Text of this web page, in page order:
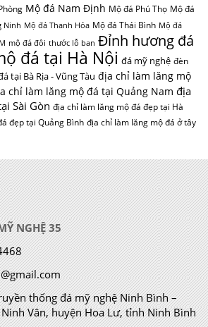
Mộ đá Nam Định Mộ đá Phú Thọ Mộ đá
Ninh Mộ đá Thanh Hóa Mộ đá Thái Bình Mộ đá
mộ đá đôi thước lỗ ban Đỉnh hương đá
đá tại Hà Nội đá mỹ nghệ đèn
tại Bà Rịa - Vũng Tàu địa chỉ làm lăng mộ
chỉ làm lăng mộ đá tại Quảng Nam địa
Sài Gòn địa chỉ làm lăng mộ đá đẹp tại Hà
đẹp tại Quảng Bình địa chỉ làm lăng mộ đá ở tây
NGHỆ 35
thống đá mỹ nghệ Ninh Bình –
Vân, huyện Hoa Lư, tỉnh Ninh Bình